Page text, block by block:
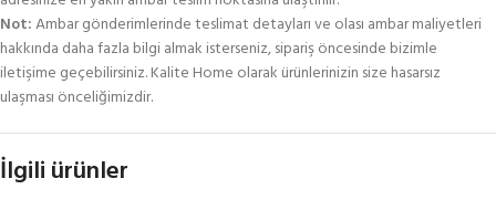
Not:Ambar gönderimlerinde teslimat detayları ve olası ambar maliyetleri
hakkında daha fazla bilgi almak isterseniz, sipariş öncesinde bizimle
iletişime geçebilirsiniz. Kalite Home olarak ürünlerinizin size hasarsız
ulaşması önceliğimizdir.
İlgili ürünler